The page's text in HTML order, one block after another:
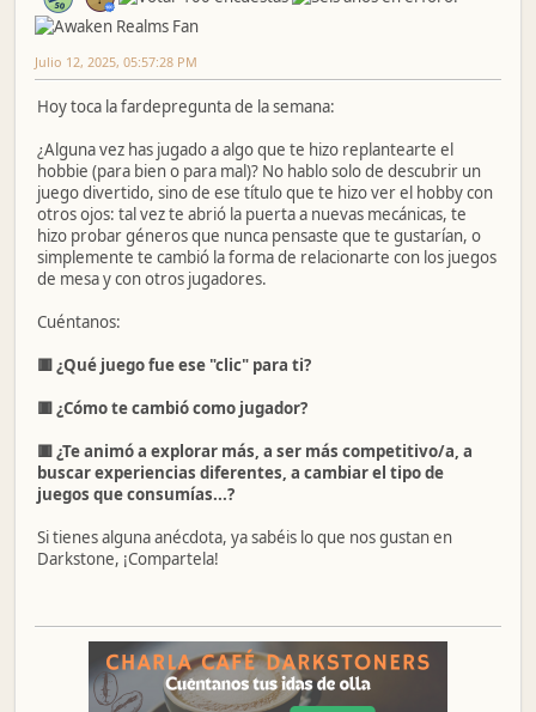
Julio 12, 2025, 05:57:28 PM
Hoy toca la fardepregunta de la semana:
¿Alguna vez has jugado a algo que te hizo replantearte el
hobbie (para bien o para mal)? No hablo solo de descubrir un
juego divertido, sino de ese título que te hizo ver el hobby con
otros ojos: tal vez te abrió la puerta a nuevas mecánicas, te
hizo probar géneros que nunca pensaste que te gustarían, o
simplemente te cambió la forma de relacionarte con los juegos
de mesa y con otros jugadores.
Cuéntanos:
🟥 ¿Qué juego fue ese "clic" para ti?
🟥 ¿Cómo te cambió como jugador?
🟥 ¿Te animó a explorar más, a ser más competitivo/a, a
buscar experiencias diferentes, a cambiar el tipo de
juegos que consumías...?
Si tienes alguna anécdota, ya sabéis lo que nos gustan en
Darkstone, ¡Compartela!